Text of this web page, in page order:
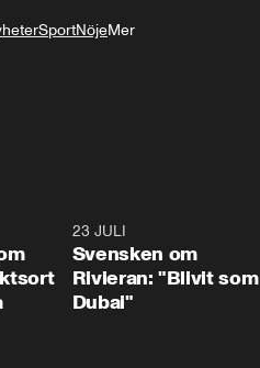
SportNöjeMer
23 JULI
Svensken om
Rivieran: "Blivit som
Dubai"